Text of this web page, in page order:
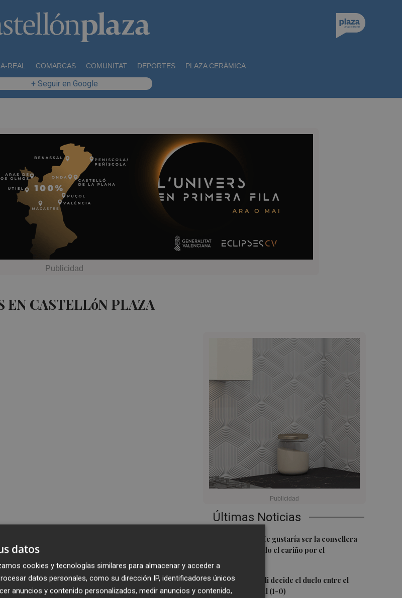
REAL COMARCAS COMUNITAT DEPORTES PLAZA CERÁMICA
+ Seguir en Google
EN CASTELLóN PLAZA
Últimas Noticias
Carmen Ortí: "Me gustaría ser la consellera
que ha estimulado el cariño por el
2 Un gol de Bardeli decide el duelo entre el
Levante y su filial (1-0)
datos
cookies y tecnologías similares para almacenar y acceder a
datos personales, como su dirección IP, identificadores únicos
anuncios y contenido personalizados, medir anuncios y contenido,